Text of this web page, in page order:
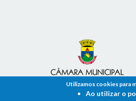
Utilizamos cookies para
Ao utilizar o